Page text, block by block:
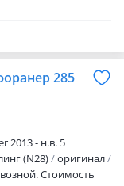
285
2013 - н.в. 5
(N28)
оригинал
Стоимость